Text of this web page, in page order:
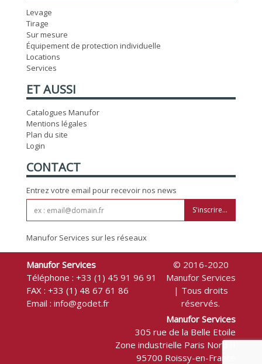
Levage
Tirage
Sur mesure
Équipement de protection individuelle
Locations
Services
ET AUSSI
Catalogues Manufor
Mentions légales
Plan du site
Login
CONTACT
Entrez votre email pour recevoir nos news
S'inscrire...
Manufor Services sur les réseaux
Manufor Services
Téléphone : +33 (1) 45 91 96 91
FAX : +33 (1) 48 67 61 86
Email : info@godet.fr
Manufor Services
305 rue de la Belle Etoile
Zone industrielle Paris Nord II
95700 Roissy-en-France
© 2016-2020
Manufor Services
| Tous droits
réservés.